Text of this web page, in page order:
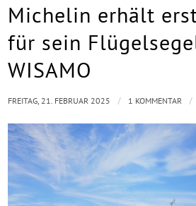
Michelin erhält
für sein
WISAMO
FREITAG, 21. FEBRUAR 2025 / 1 KOMMENTAR /